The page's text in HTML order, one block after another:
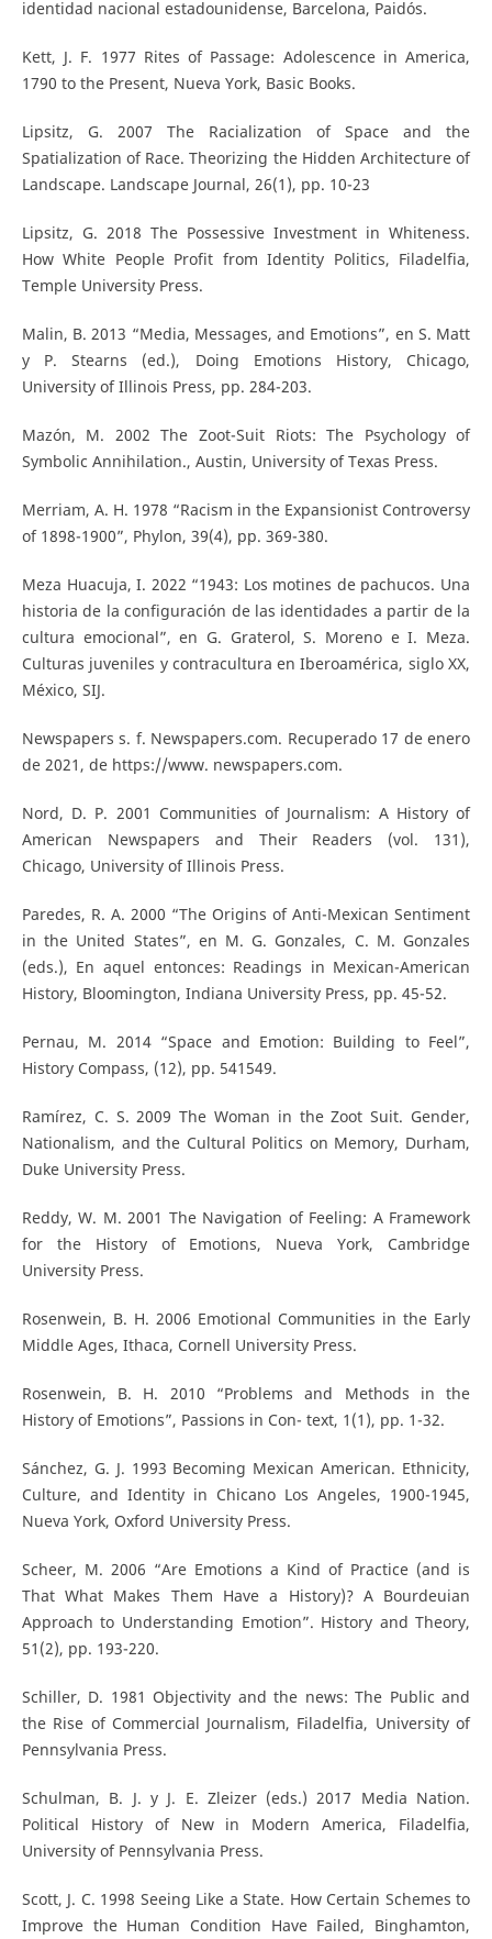
identidad nacional estadounidense, Barcelona, Paidós.
Kett, J. F. 1977 Rites of Passage: Adolescence in America,
1790 to the Present, Nueva York, Basic Books.
Lipsitz, G. 2007 The Racialization of Space and the
Spatialization of Race. Theorizing the Hidden Architecture of
Landscape. Landscape Journal, 26(1), pp. 10-23
Lipsitz, G. 2018 The Possessive Investment in Whiteness.
How White People Profit from Identity Politics, Filadelfia,
Temple University Press.
Malin, B. 2013 “Media, Messages, and Emotions”, en S. Matt
y P. Stearns (ed.), Doing Emotions History, Chicago,
University of Illinois Press, pp. 284-203.
Mazón, M. 2002 The Zoot-Suit Riots: The Psychology of
Symbolic Annihilation., Austin, University of Texas Press.
Merriam, A. H. 1978 “Racism in the Expansionist Controversy
of 1898-1900”, Phylon, 39(4), pp. 369-380.
Meza Huacuja, I. 2022 “1943: Los motines de pachucos. Una
historia de la configuración de las identidades a partir de la
cultura emocional”, en G. Graterol, S. Moreno e I. Meza.
Culturas juveniles y contracultura en Iberoamérica, siglo XX,
México, SIJ.
Newspapers s. f. Newspapers.com. Recuperado 17 de enero
de 2021, de https://www. newspapers.com.
Nord, D. P. 2001 Communities of Journalism: A History of
American Newspapers and Their Readers (vol. 131),
Chicago, University of Illinois Press.
Paredes, R. A. 2000 “The Origins of Anti-Mexican Sentiment
in the United States”, en M. G. Gonzales, C. M. Gonzales
(eds.), En aquel entonces: Readings in Mexican-American
History, Bloomington, Indiana University Press, pp. 45-52.
Pernau, M. 2014 “Space and Emotion: Building to Feel”,
History Compass, (12), pp. 541549.
Ramírez, C. S. 2009 The Woman in the Zoot Suit. Gender,
Nationalism, and the Cultural Politics on Memory, Durham,
Duke University Press.
Reddy, W. M. 2001 The Navigation of Feeling: A Framework
for the History of Emotions, Nueva York, Cambridge
University Press.
Rosenwein, B. H. 2006 Emotional Communities in the Early
Middle Ages, Ithaca, Cornell University Press.
Rosenwein, B. H. 2010 “Problems and Methods in the
History of Emotions”, Passions in Con- text, 1(1), pp. 1-32.
Sánchez, G. J. 1993 Becoming Mexican American. Ethnicity,
Culture, and Identity in Chicano Los Angeles, 1900-1945,
Nueva York, Oxford University Press.
Scheer, M. 2006 “Are Emotions a Kind of Practice (and is
That What Makes Them Have a History)? A Bourdeuian
Approach to Understanding Emotion”. History and Theory,
51(2), pp. 193-220.
Schiller, D. 1981 Objectivity and the news: The Public and
the Rise of Commercial Journalism, Filadelfia, University of
Pennsylvania Press.
Schulman, B. J. y J. E. Zleizer (eds.) 2017 Media Nation.
Political History of New in Modern America, Filadelfia,
University of Pennsylvania Press.
Scott, J. C. 1998 Seeing Like a State. How Certain Schemes to
Improve the Human Condition Have Failed, Binghamton,